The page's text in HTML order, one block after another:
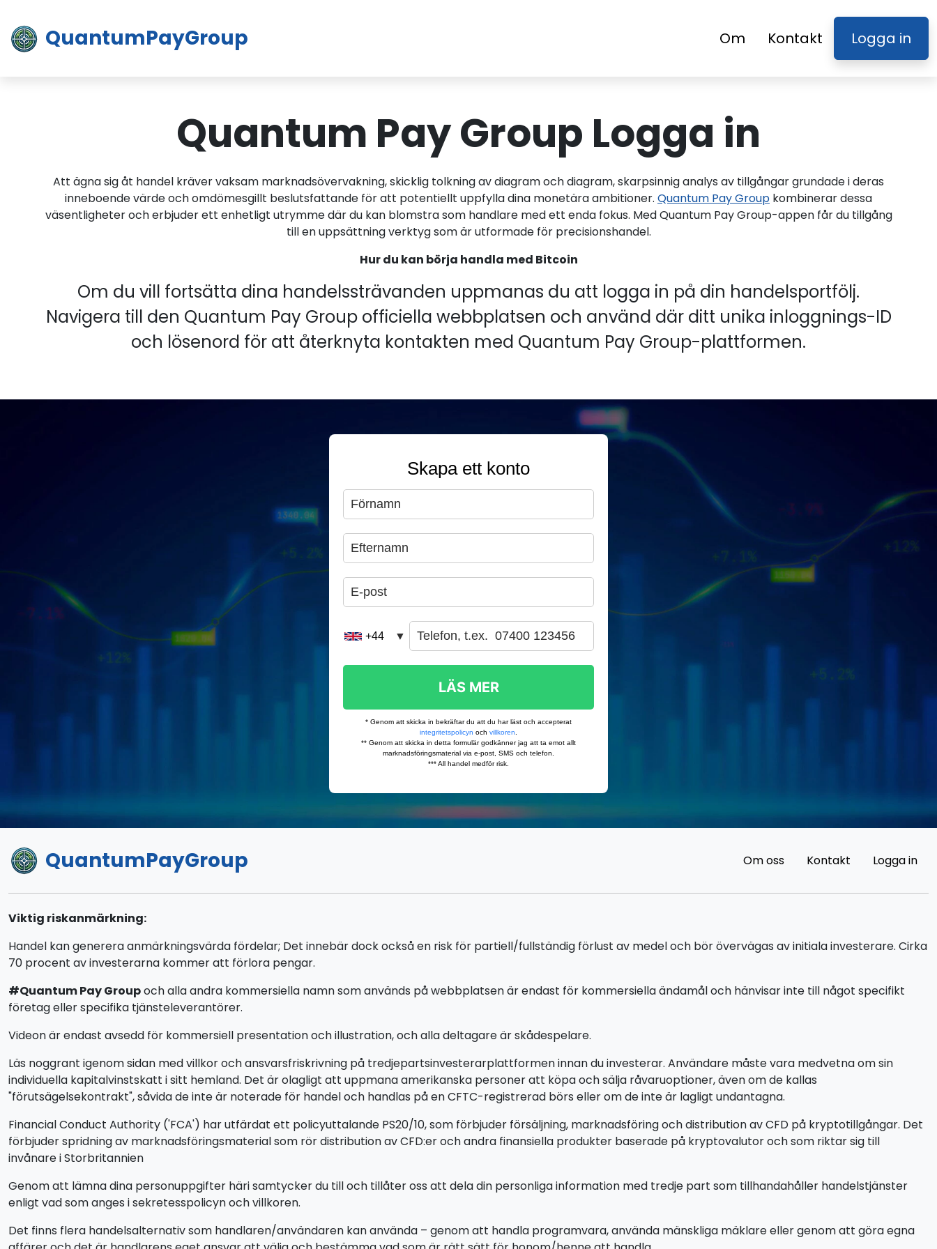
QuantumPayGroup Om Kontakt Logga in
Quantum Pay Group Logga in
Att ägna sig åt handel kräver vaksam marknadsövervakning, skicklig tolkning av diagram och diagram, skarpsinnig analys av tillgångar grundade i deras
inneboende värde och omdömesgillt beslutsfattande för att potentiellt uppfylla dina monetära ambitioner. Quantum Pay Group kombinerar dessa
väsentligheter och erbjuder ett enhetligt utrymme där du kan blomstra som handlare med ett enda fokus. Med Quantum Pay Group-appen får du tillgång
till en uppsättning verktyg som är utformade för precisionshandel.
Hur du kan börja handla med Bitcoin
Om du vill fortsätta dina handelssträvanden uppmanas du att logga in på din handelsportfölj.
Navigera till den Quantum Pay Group officiella webbplatsen och använd där ditt unika inloggnings-ID
och lösenord för att återknyta kontakten med Quantum Pay Group-plattformen.
QuantumPayGroup Om oss Kontakt Logga in
Viktig riskanmärkning:
Handel kan generera anmärkningsvärda fördelar; Det innebär dock också en risk för partiell/fullständig förlust av medel och bör övervägas av initiala investerare. Cirka
70 procent av investerarna kommer att förlora pengar.
#Quantum Pay Groupoch alla andra kommersiella namn som används på webbplatsen är endast för kommersiella ändamål och hänvisar inte till något specifikt
företag eller specifika tjänsteleverantörer.
Videon är endast avsedd för kommersiell presentation och illustration, och alla deltagare är skådespelare.
Läs noggrant igenom sidan med villkor och ansvarsfriskrivning på tredjepartsinvesterarplattformen innan du investerar. Användare måste vara medvetna om sin
individuella kapitalvinstskatt i sitt hemland. Det är olagligt att uppmana amerikanska personer att köpa och sälja råvaruoptioner, även om de kallas
"förutsägelsekontrakt", såvida de inte är noterade för handel och handlas på en CFTC-registrerad börs eller om de inte är lagligt undantagna.
Financial Conduct Authority ('FCA') har utfärdat ett policyuttalande PS20/10, som förbjuder försäljning, marknadsföring och distribution av CFD på kryptotillgångar. Det
förbjuder spridning av marknadsföringsmaterial som rör distribution av CFD:er och andra finansiella produkter baserade på kryptovalutor och som riktar sig till
invånare i Storbritannien
Genom att lämna dina personuppgifter häri samtycker du till och tillåter oss att dela din personliga information med tredje part som tillhandahåller handelstjänster
enligt vad som anges i sekretesspolicyn och villkoren.
Det finns flera handelsalternativ som handlaren/användaren kan använda – genom att handla programvara, använda mänskliga mäklare eller genom att göra egna